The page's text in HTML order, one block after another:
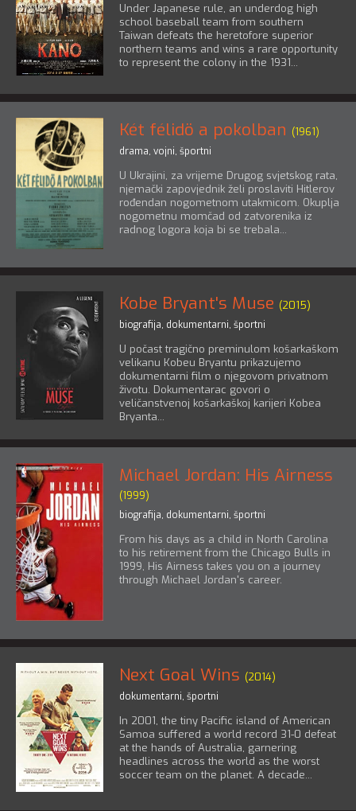
Under Japanese rule, an underdog high
school baseball team from southern
Taiwan defeats the heretofore superior
northern teams and wins a rare opportunity
to represent the colony in the 1931...
Két félidö a pokolban (1961)
drama, vojni, športni
U Ukrajini, za vrijeme Drugog svjetskog rata,
njemački zapovjednik želi proslaviti Hitlerov
rođendan nogometnom utakmicom. Okuplja
nogometnu momčad od zatvorenika iz
radnog logora koja bi se trebala...
Kobe Bryant's Muse (2015)
biografija, dokumentarni, športni
U počast tragično preminulom košarkaškom
velikanu Kobeu Bryantu prikazujemo
dokumentarni film o njegovom privatnom
životu. Dokumentarac govori o
veličanstvenoj košarkaškoj karijeri Kobea
Bryanta...
Michael Jordan: His Airness
(1999)
biografija, dokumentarni, športni
From his days as a child in North Carolina
to his retirement from the Chicago Bulls in
1999, His Airness takes you on a journey
through Michael Jordan's career.
Next Goal Wins (2014)
dokumentarni, športni
In 2001, the tiny Pacific island of American
Samoa suffered a world record 31-0 defeat
at the hands of Australia, garnering
headlines across the world as the worst
soccer team on the planet. A decade...